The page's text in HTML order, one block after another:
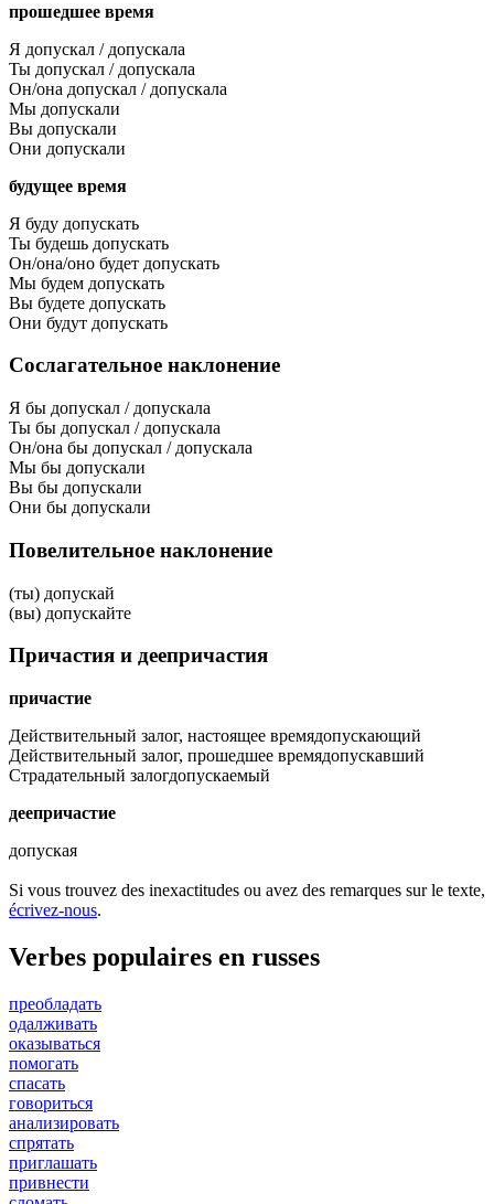
прошедшее время
Я допускал / допускала
Ты допускал / допускала
Он/она допускал / допускала
Мы допускали
Вы допускали
Они допускали
будущее время
Я буду допускать
Ты будешь допускать
Он/она/оно будет допускать
Мы будем допускать
Вы будете допускать
Они будут допускать
Сослагательное наклонение
Я бы допускал / допускала
Ты бы допускал / допускала
Он/она бы допускал / допускала
Мы бы допускали
Вы бы допускали
Они бы допускали
Повелительное наклонение
(ты) допускай
(вы) допускайте
Причастия и деепричастия
причастие
Действительный залог, настоящее времядопускающий
Действительный залог, прошедшее времядопускавший
Страдательный залогдопускаемый
деепричастие
допуская
Si vous trouvez des inexactitudes ou avez des remarques sur le texte,
écrivez-nous.
Verbes populaires en russes
преобладать
одалживать
оказываться
помогать
спасать
говориться
анализировать
спрятать
приглашать
привнести